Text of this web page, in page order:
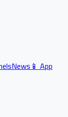
News📱 App